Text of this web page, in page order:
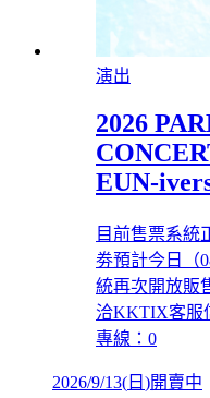
演出
2026
EUN-
目前售票系統
劵預計今日（
統再次開放販
洽KKTIX客服
專線：0
2026/9/13( 日 )開賣中